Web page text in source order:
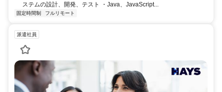
ステムの設計、開発、テスト ・Java、JavaScript...
固定時間制 フルリモート
派遣社員